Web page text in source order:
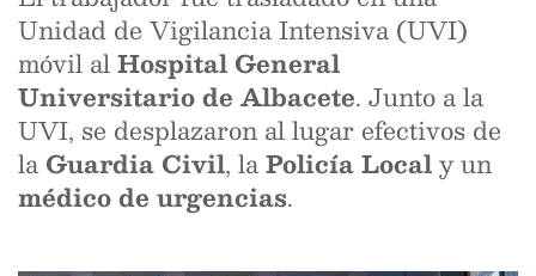
Unidad de Vigilancia Intensiva (UVI)
móvil alHospital General
Universitario de Albacete. Junto a la
UVI, se desplazaron al lugar efectivos de
la Guardia Civil, laPolicía Localy un
médico de urgencias.